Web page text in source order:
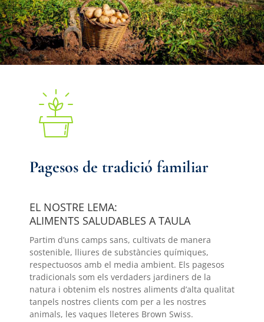
Pagesos de tradició familiar
EL NOSTRE LEMA:
ALIMENTS SALUDABLES A TAULA
Partim d’uns camps sans, cultivats de manera
sostenible, lliures de substàncies químiques,
respectuosos amb el media ambient. Els pagesos
tradicionals som els verdaders jardiners de la
natura i obtenim els nostres aliments d’alta qualitat
tanpels nostres clients com per a les nostres
animals, les vaques lleteres Brown Swiss.